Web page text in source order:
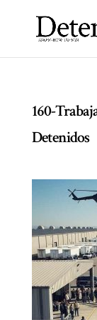
160-
Detenidos